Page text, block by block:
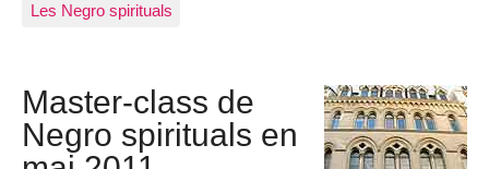
Les Negro spirituals
Master-class de
Negro spirituals en